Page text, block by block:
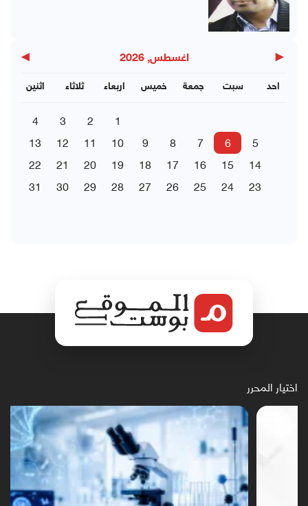
◀ اغسطس, 2026 ▶
اثنين ثلاثاء اربعاء خميس جمعة سبت احد
1
2
3
4
5
6
7
8
9
10
11
12
13
14
15
16
17
18
19
20
21
22
23
24
25
26
27
28
29
30
31
اختيار المحرر